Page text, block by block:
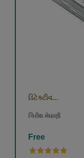
ડિટેક્ટીવ...
ગિરીશ મેઘાણી
Free